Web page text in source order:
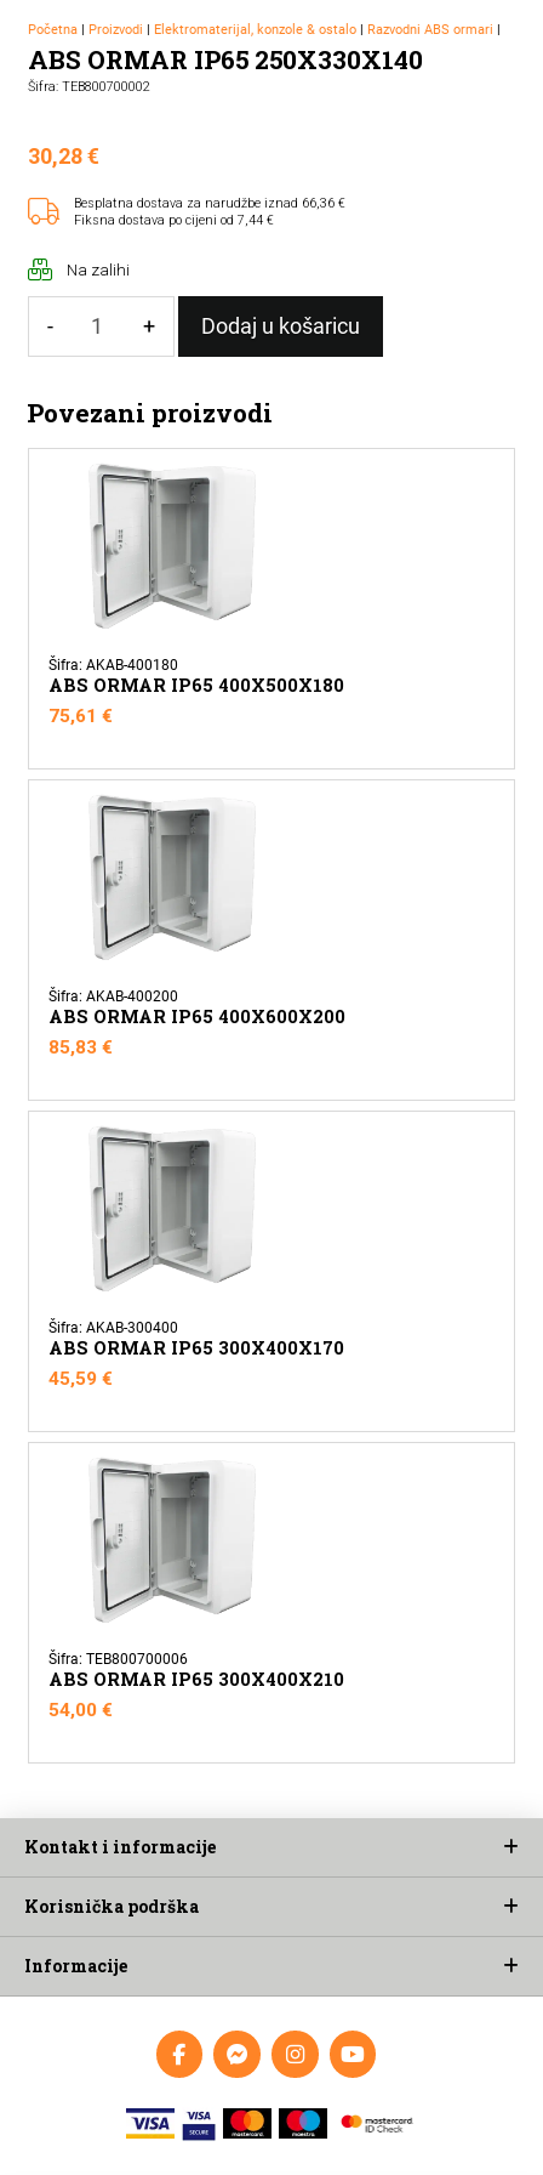
Početna| Proizvodi Elektromaterijal, konzole & ostalo| Razvodni ABS ormari
ABS ORMAR IP65 250X330X140
Šifra: TEB800700002
30,28€
Besplatna dostava za narudžbe iznad 66,36 €
Fiksna dostava po cijeni od 7,44 €
Na zalihi
-
IP65
250X330X140
+ Dodaj u košaricu
Povezani proizvodi
Šifra: AKAB-400180
ABS ORMAR IP65 400X500X180
75,61€
Šifra: AKAB-400200
ABS ORMAR IP65 400X600X200
85,83€
Šifra: AKAB-300400
ABS ORMAR IP65 300X400X170
45,59€
Šifra: TEB800700006
ABS ORMAR IP65 300X400X210
54,00€
Kontakt i informacije
Korisnička podrška
Informacije